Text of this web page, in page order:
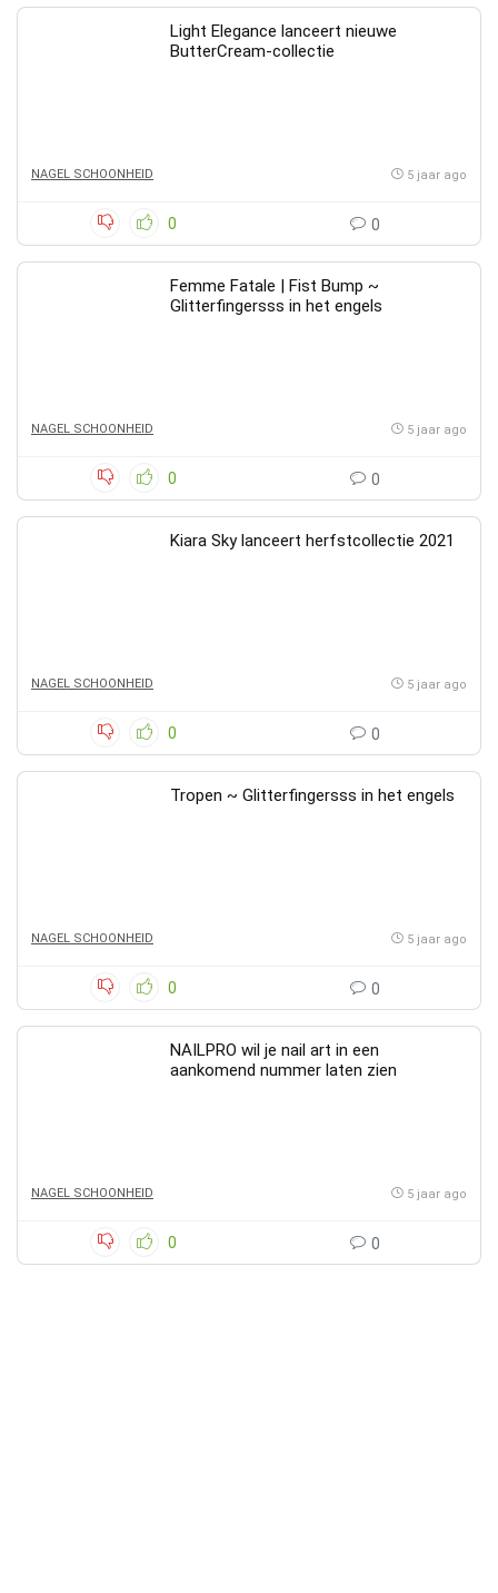
Light Elegance lanceert nieuwe
ButterCream-collectie
NAGEL SCHOONHEID 5 jaar ago
0 0
Femme Fatale | Fist Bump ~
Glitterfingersss in het engels
NAGEL SCHOONHEID 5 jaar ago
0 0
Kiara Sky lanceert herfstcollectie 2021
NAGEL SCHOONHEID 5 jaar ago
0 0
Tropen ~ Glitterfingersss in het engels
NAGEL SCHOONHEID 5 jaar ago
0 0
NAILPRO wil je nail art in een
aankomend nummer laten zien
NAGEL SCHOONHEID 5 jaar ago
0 0